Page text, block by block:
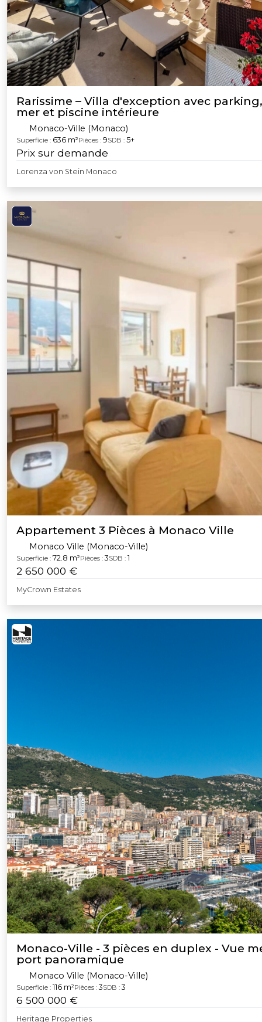
Rarissime – Villa d'exception avec
mer et piscine intérieure
Monaco-Ville (Monaco)
Superficie : 636 m²Pièces : 9SDB : 5+
Prix sur demande
Lorenza von Stein Monaco
Appartement 3 Pièces à Monaco Ville
Monaco Ville (Monaco-Ville)
Superficie : 72.8 m²Pièces : 3SDB : 1
2 650 000 €
MyCrown Estates
Monaco-Ville - 3 pièces en duplex - Vue
port panoramique
Monaco Ville (Monaco-Ville)
Superficie : 116 m²Pièces : 3SDB : 3
6 500 000 €
Heritage Properties